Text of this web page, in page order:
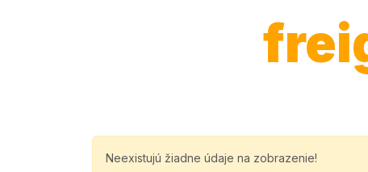
Neexistujú žiadne údaje na zobrazenie!